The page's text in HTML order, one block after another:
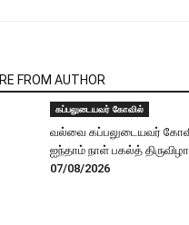
FROM AUTHOR
கப்பலுடையவர் கோவில்
வல்வை கப்பலுடையவர்
ஐந்தாம் நாள் பகல்த் திருவிழா
07/08/2026